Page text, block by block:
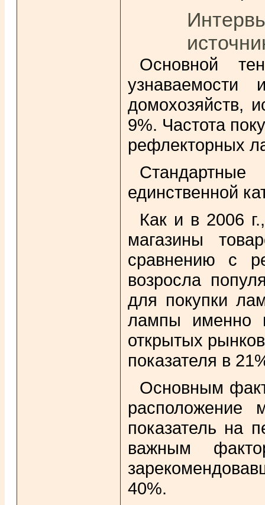
Основной
узнаваемости
домохозяйств,
9%. Частота
рефлекторных
единственной
Как и в 2006
магазины
сравнению с
возросла
для покупки
лампы именно
открытых
показателя в
Основным
расположение
показатель на
важным
40%.